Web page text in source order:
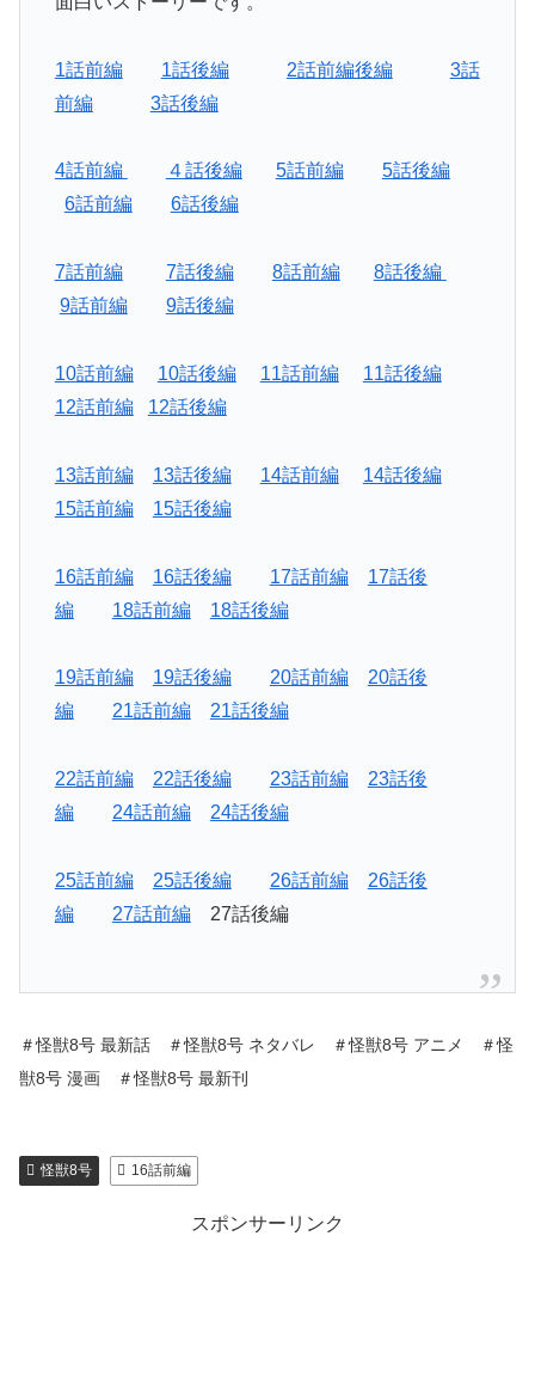
1話前編 1話後編 2話前編後編
3話
前編
3話後編
4話前編 ４話後編 5話前編
5話後編
6話前編
6話後編
7話前編 7話後編 8話前編
8話後編
9話前編
9話後編
10話前編 10話後編 11話前編
11話後編
12話前編
12話後編
13話前編 13話後編 14話前編
14話後編
15話前編
15話後編
16話前編 16話後編 17話前編
17話後
編
18話前編 18話後編
19話前編 19話後編 20話前編
20話後
編
21話前編 21話後編
22話前編 22話後編 23話前編
23話後
編
24話前編 24話後編
25話前編 25話後編 26話前編
26話後
編
27話前編27話後編
＃怪獣8号 最新話 ＃怪獣8号 ネタバレ ＃怪獣8号 アニメ ＃怪
獣8号 漫画 ＃怪獣8号 最新刊
怪獣8号 16話前編
スポンサーリンク